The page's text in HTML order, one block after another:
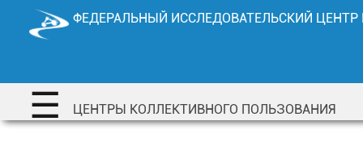
Перейти
ФЕДЕРАЛЬНЫЙ ИССЛЕДОВАТЕЛЬСКИЙ
☰ ЦЕНТРЫ КОЛЛЕКТИВНОГО ПОЛЬЗОВАНИЯ